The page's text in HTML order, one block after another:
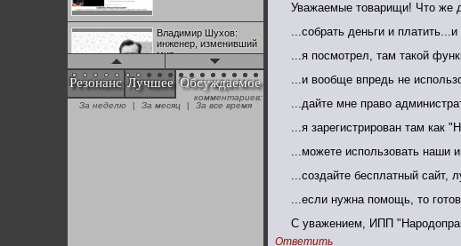
Владимир Шухов:
инженер, изменивший
мир
"Аркадий Коц" на
эгалите-фесте "Не
Резонанс Лучшее Обсуждаемое
комментариев:
За неделю
| За месяц | За все время
Уважаемые товарищи! Что же
...собрать деньги и
...я посмотрел, там такой
...и вообще впредь не
...дайте мне право
...я зарегистрирован там как
...можете использовать наши
...создайте бесплатный сайт,
...если нужна помощь, то
С уважением, ИПП
Ответить